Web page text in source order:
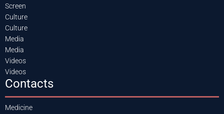
Screen
Culture
Culture
Media
Media
Videos
Videos
Contacts
Medicine